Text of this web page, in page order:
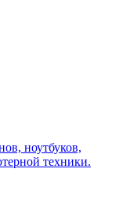
ноутбуков,
техники.